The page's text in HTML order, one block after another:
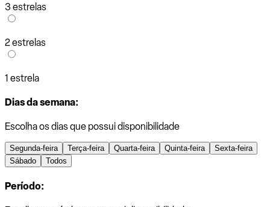
3 estrelas
2 estrelas
1 estrela
Dias da semana:
Escolha os dias que possui disponibilidade
Segunda-feira Terça-feira Quarta-feira Quinta-feira
Sexta-feira
Sábado
Todos
Período: